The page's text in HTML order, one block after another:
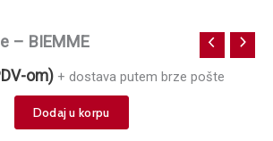
– BIEMME
om) + dostava putem brze pošte
Dodaj u korpu